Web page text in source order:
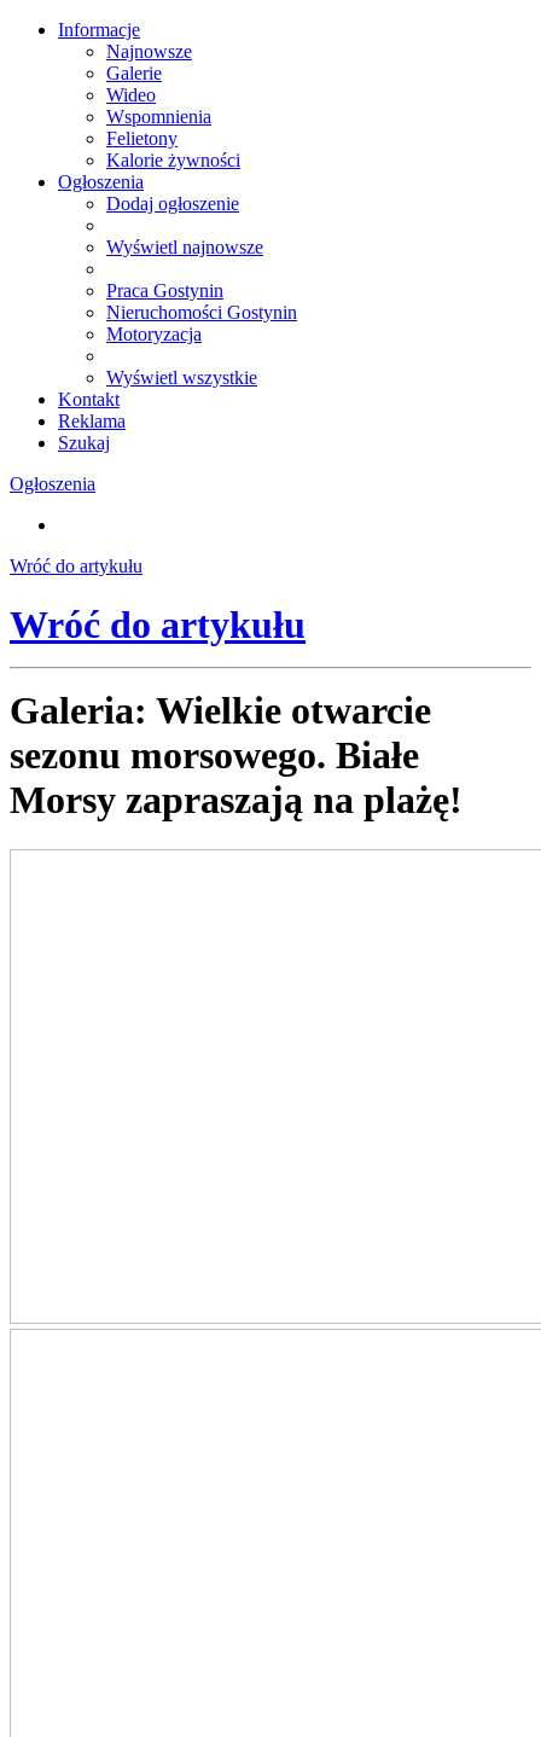
Informacje
Najnowsze
Galerie
Wideo
Wspomnienia
Felietony
Kalorie żywności
Ogłoszenia
Dodaj ogłoszenie
Wyświetl najnowsze
Praca Gostynin
Nieruchomości Gostynin
Motoryzacja
Wyświetl wszystkie
Kontakt
Reklama
Szukaj
Ogłoszenia
Wróć do artykułu
Wróć do artykułu
Galeria: Wielkie otwarcie
sezonu morsowego. Białe
Morsy zapraszają na plażę!